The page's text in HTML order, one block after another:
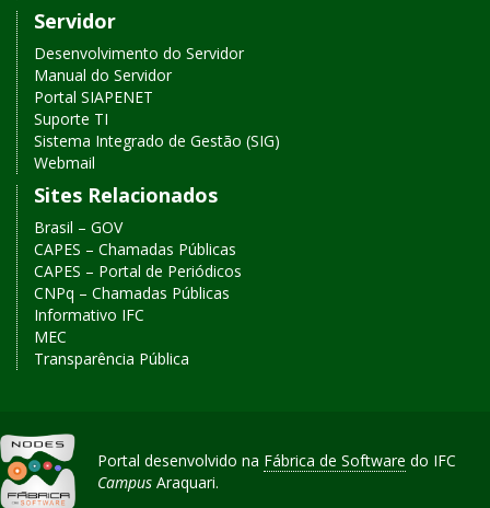
Servidor
Desenvolvimento do Servidor
Manual do Servidor
Portal SIAPENET
Suporte TI
Sistema Integrado de Gestão (SIG)
Webmail
Sites Relacionados
Brasil – GOV
CAPES – Chamadas Públicas
CAPES – Portal de Periódicos
CNPq – Chamadas Públicas
Informativo IFC
MEC
Transparência Pública
Portal desenvolvido na Fábrica de Software do IFC
Campus Araquari.